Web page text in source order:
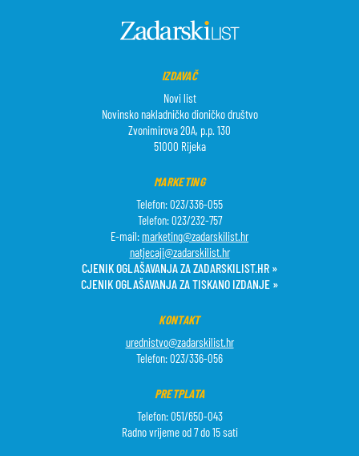
IZDAVAČ
Novi list
Novinsko nakladničko dioničko društvo
Zvonimirova 20A, p.p. 130
51000 Rijeka
MARKETING
Telefon: 023/336-055
Telefon: 023/232-757
E-mail: marketing@zadarskilist.hr
natjecaji@zadarskilist.hr
CJENIK OGLAŠAVANJA ZA ZADARSKILIST.HR »
CJENIK OGLAŠAVANJA ZA TISKANO IZDANJE »
KONTAKT
urednistvo@zadarskilist.hr
Telefon: 023/336-056
PRETPLATA
Telefon: 051/650-043
Radno vrijeme od 7 do 15 sati